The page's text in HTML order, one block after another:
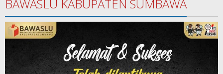
BAWASLU KABUPATEN SUMBAWA